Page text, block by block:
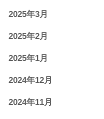
2025年3月
2025年2月
2025年1月
2024年12月
2024年11月